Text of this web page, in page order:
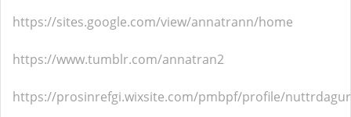
https://sites.google.com/view/annatrann/home
https://www.tumblr.com/annatran2
https://prosinrefgi.wixsite.com/pmbpf/profile/